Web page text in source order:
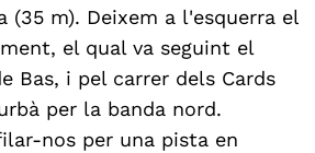
(35 m). Deixem a l'esquerra el
el qual va seguint el
Bas, i pel carrer dels Cards
per la banda nord.
nos per una pista en